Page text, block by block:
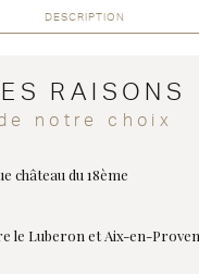
DESCRIPTION
RAISONS
notre choix
château du 18ème
le Luberon et Aix-en-